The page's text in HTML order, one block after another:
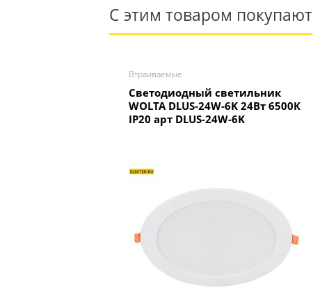
С этим товаром покупают
Втраиваемые
Светодиодный светильник
WOLTA DLUS-24W-6K 24Вт 6500К
IP20 арт DLUS-24W-6K